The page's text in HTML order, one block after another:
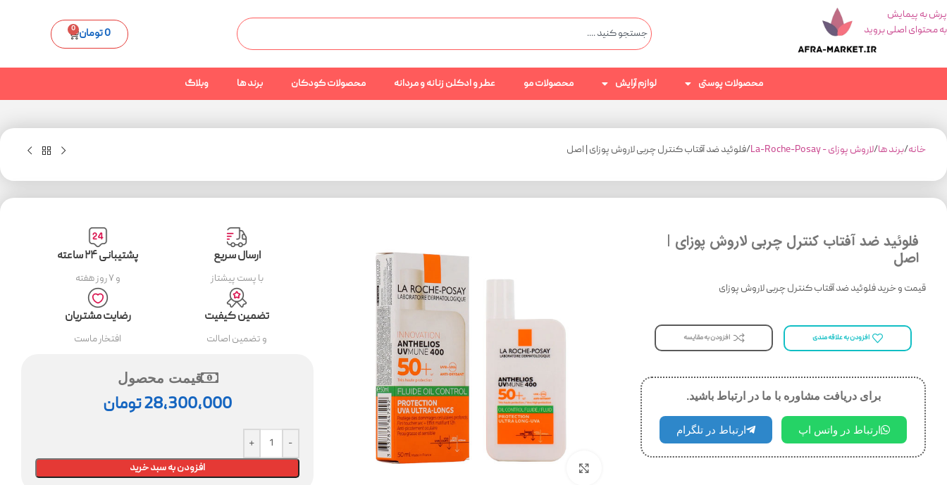
پرش به پیمایش
به محتوای اصلی بروید
0تومان 0
محصولات پوستی لوازم آرایش محصولات مو عطر و ادکلن زنانه و مردانه محصولات کودکان برند ها وبلاگ
خانه برند ها لاروش پوزای - La-Roche-Posay فلوئید ضد آفتاب کنترل چربی لاروش پوزای | اصل
فلوئید ضد آفتاب کنترل چربی لاروش پوزای |
اصل
قیمت و خرید فلوئید ضد آفتاب کنترل چربی لاروش پوزای
افزودن به علاقه مندی افزودن به مقایسه
برای دریافت مشاوره با ما در ارتباط باشید.
ارتباط در واتس اپ ارتباط در تلگرام
ارسال سریع
با پست پیشتاز
پشتیبانی ۲۴ ساعته
و ۷ روز هفته
تضمین کیفیت
و تضمین اصالت
رضایت مشتریان
افتخار ماست
قیمت محصول
28,300,000تومان
افزودن به سبد خرید